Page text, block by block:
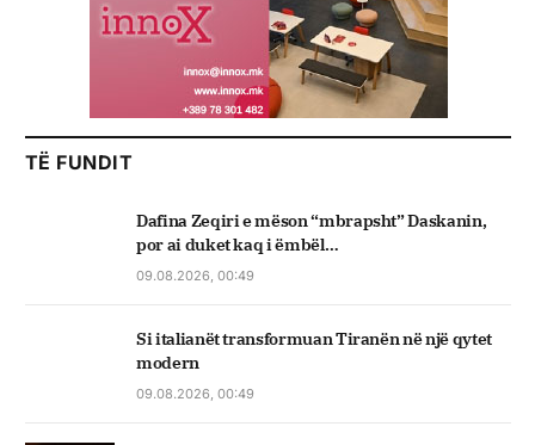
TË FUNDIT
Dafina Zeqiri e mëson “mbrapsht” Daskanin,
por ai duket kaq i ëmbël…
09.08.2026, 00:49
Si italianët transformuan Tiranën në një qytet
modern
09.08.2026, 00:49